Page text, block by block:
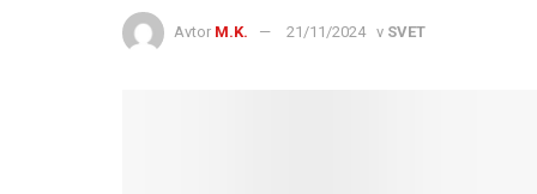
Avtor M.K. 21/11/2024 v SVET